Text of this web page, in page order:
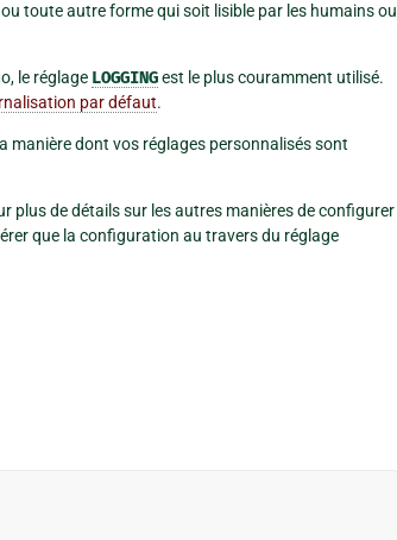
toute autre forme qui soit lisible par les humains ou
le réglage LOGGINGest le plus couramment utilisé.
par défaut.
manière dont vos réglages personnalisés sont
plus de détails sur les autres manières de configurer
que la configuration au travers du réglage